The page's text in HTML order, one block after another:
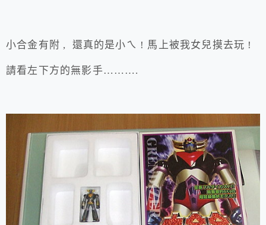
小合金有附 , 還真的是小ㄟ ! 馬上被我女兒摸去玩 !
請看左下方的無影手……….